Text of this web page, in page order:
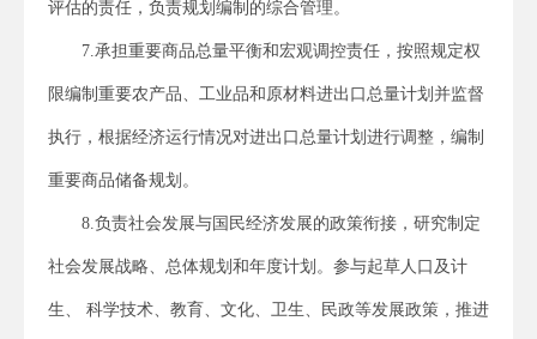
评估的责任，负责规划编制的综合管理。
7.承担重要商品总量平衡和宏观调控责任，按照规定权
限编制重要农产品、工业品和原材料进出口总量计划并监督
执行，根据经济运行情况对进出口总量计划进行调整，编制
重要商品储备规划。
8.负责社会发展与国民经济发展的政策衔接，研究制定
社会发展战略、总体规划和年度计划。参与起草人口及计
生、 科学技术、教育、文化、卫生、民政等发展政策，推进